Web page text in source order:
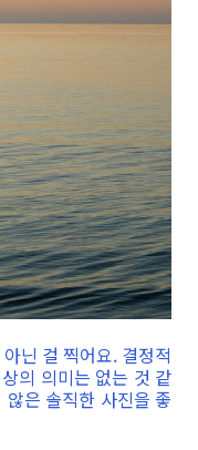
닌 걸 찍어요. 결정적
의 의미는 없는 것 같
은 솔직한 사진을 좋